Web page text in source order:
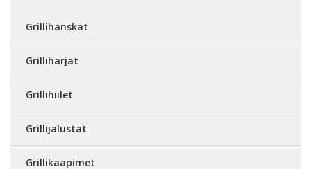
Grillihanskat
Grilliharjat
Grillihiilet
Grillijalustat
Grillikaapimet